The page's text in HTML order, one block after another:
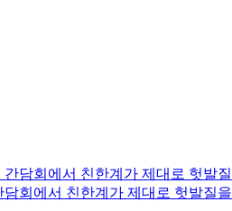
회에서 친한계가 제대로 헛발질을